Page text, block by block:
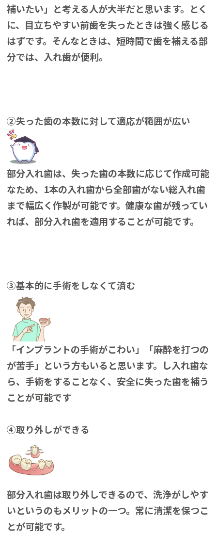
補いたい」と考える人が大半だと思います。とく
に、目立ちやすい前歯を失ったときは強く感じる
はずです。そんなときは、短時間で歯を補える部
分では、入れ歯が便利。
②失った歯の本数に対して適応が範囲が広い
部分入れ歯は、失った歯の本数に応じて作成可能
なため、1本の入れ歯から全部歯がない総入れ歯
まで幅広く作製が可能です。健康な歯が残ってい
れば、部分入れ歯を適用することが可能です。
③基本的に手術をしなくて済む
「インプラントの手術がこわい」「麻酔を打つの
が苦手」という方もいると思います。し入れ歯な
ら、手術をすることなく、安全に失った歯を補う
ことが可能です
④取り外しができる
部分入れ歯は取り外しできるので、洗浄がしやす
いというのもメリットの一つ。常に清潔を保つこ
とが可能です。